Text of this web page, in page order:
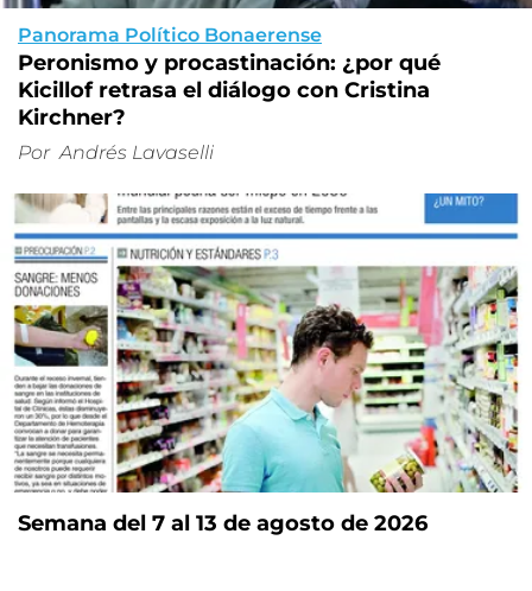
Panorama Político Bonaerense
Peronismo y procastinación: ¿por qué
Kicillof retrasa el diálogo con Cristina
Kirchner?
Por Andrés Lavaselli
Semana del 7 al 13 de agosto de 2026